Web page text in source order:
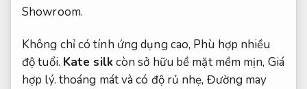
Showroom.
Không chỉ có tính ứng dụng cao, Phù hợp nhiều
độ tuổi. Kate silkcòn sở hữu bề mặt mềm mịn, Giá
hợp lý. thoáng mát và có độ rủ nhẹ, Đường may